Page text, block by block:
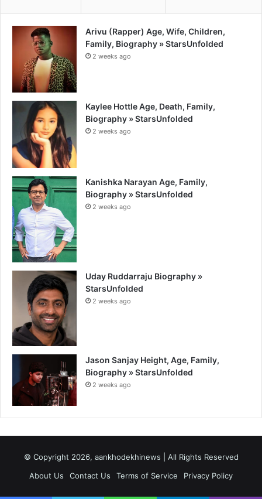
Arivu (Rapper) Age, Wife, Children,
Family, Biography » StarsUnfolded
2 weeks ago
Kaylee Hottle Age, Death, Family,
Biography » StarsUnfolded
2 weeks ago
Kanishka Narayan Age, Family,
Biography » StarsUnfolded
2 weeks ago
Uday Ruddarraju Biography »
StarsUnfolded
2 weeks ago
Jason Sanjay Height, Age, Family,
Biography » StarsUnfolded
2 weeks ago
© Copyright 2026, aankhodekhinews | All Rights Reserved
About Us
Contact Us Terms of Service Privacy Policy